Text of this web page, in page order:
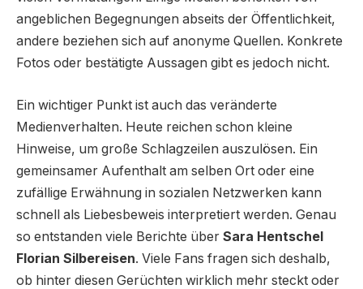
angeblichen Begegnungen abseits der Öffentlichkeit,
andere beziehen sich auf anonyme Quellen. Konkrete
Fotos oder bestätigte Aussagen gibt es jedoch nicht.
Ein wichtiger Punkt ist auch das veränderte
Medienverhalten. Heute reichen schon kleine
Hinweise, um große Schlagzeilen auszulösen. Ein
gemeinsamer Aufenthalt am selben Ort oder eine
zufällige Erwähnung in sozialen Netzwerken kann
schnell als Liebesbeweis interpretiert werden. Genau
so entstanden viele Berichte über Sara Hentschel
Florian Silbereisen. Viele Fans fragen sich deshalb,
ob hinter diesen Gerüchten wirklich mehr steckt oder